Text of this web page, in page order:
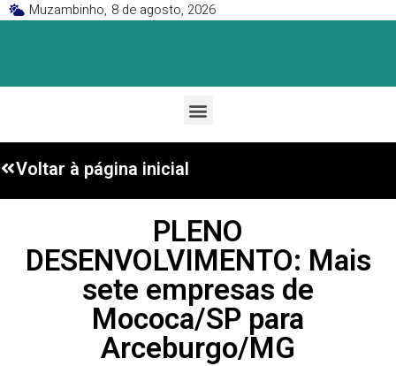
Muzambinho, 8 de agosto, 2026
Voltar à página inicial
PLENO
DESENVOLVIMENTO: Mais
sete empresas de
Mococa/SP para
Arceburgo/MG